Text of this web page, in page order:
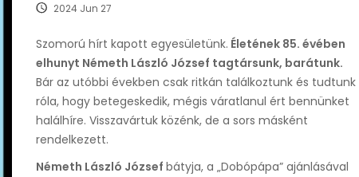
2024 Jun 27
Szomorú hírt kapott egyesületünk. Életének 85. évében
elhunyt Németh László József tagtársunk, barátunk.
Bár az utóbbi években csak ritkán találkoztunk és tudtunk
róla, hogy betegeskedik, mégis váratlanul ért bennünket
halálhíre. Visszavártuk közénk, de a sors másként
rendelkezett.
Németh László József bátyja, a „Dobópápa” ajánlásával